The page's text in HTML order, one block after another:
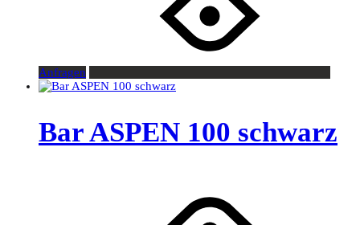
Anfragen
Bar ASPEN 100 schwarz